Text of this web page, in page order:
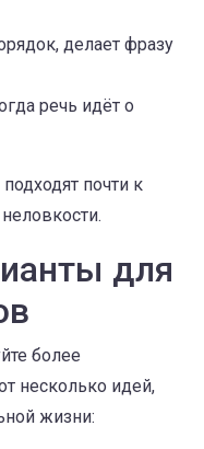
делает фразу
речь идёт о
почти к
для
более
несколько идей,
жизни: